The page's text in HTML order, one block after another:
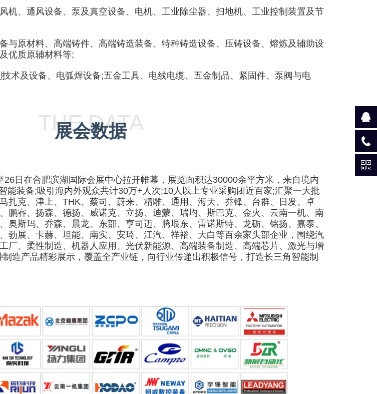
、通风设备、泵及真空设备、电机、工业除尘器、扫地机、工业控制装置及节
原材料、高端铸件、高端铸造装备、特种铸造设备、压铸设备、熔炼及辅助设
优质原辅材料等;
及设备、电弧焊设备;五金工具、电线电缆、五金制品、紧固件、泵阀与电
THE DATA
展会数据
日在合肥滨湖国际会展中心拉开帷幕，展览面积达30000余平方米，来自境内
能装备;吸引海内外观众共计30万+人次;10人以上专业采购团近百家;汇聚一大批
扎克、津上、THK、蔡司、蔚来、精雕、通用、海天、乔锋、台群、日发、卓
鹏睿、扬森、德扬、威诺克、立扬、迪蒙、瑞均、斯巴克、金火、云南一机、南
奥斯玛、乔森、晨龙、东部、亨司迈、腾垠东、雷诺斯特、龙砺、铭扬、嘉泰、
勃展、卡赫、坦能、南实、安琦、江汽、祥裕、大白等百余家头部企业，围绕汽
厂、柔性制造、机器人应用、光伏新能源、高端装备制造、高端芯片、激光与增
造产品精彩展示，覆盖全产业链，向行业传递出积极信号，打造长三角智能制